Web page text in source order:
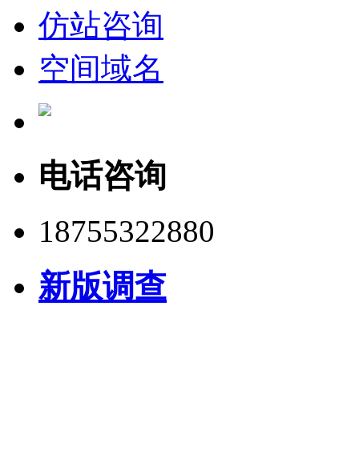
仿站咨询
空间域名
电话咨询
18755322880
新版调查